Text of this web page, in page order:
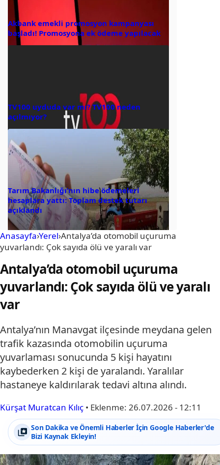
Akbank emekli promosyon kampanyası
başladı! Promosyona ek ödeme yapılacak
TV100 uyduda var mı? TV100 neden
açılmıyor?
Tarım Bakanlığı’nın hibe ödemeleri
hesaplara yattı: Toplam destek tutarı
açıklandı
Anasayfa›Yerel›Antalya’da otomobil uçuruma
yuvarlandı: Çok sayıda ölü ve yaralı var
Antalya’da otomobil uçuruma
yuvarlandı: Çok sayıda ölü ve yaralı
var
Antalya’nın Manavgat ilçesinde meydana gelen
trafik kazasında otomobilin uçuruma
yuvarlaması sonucunda 5 kişi hayatını
kaybederken 2 kişi de yaralandı. Yaralılar
hastaneye kaldırılarak tedavi altına alındı.
Kürşat Muratcan Kılıç • Eklenme: 26.07.2026 - 12:11
Son Dakika ve Önemli Haberler İçin Google Haberler'de
Bizi Kaynak Ekleyin!